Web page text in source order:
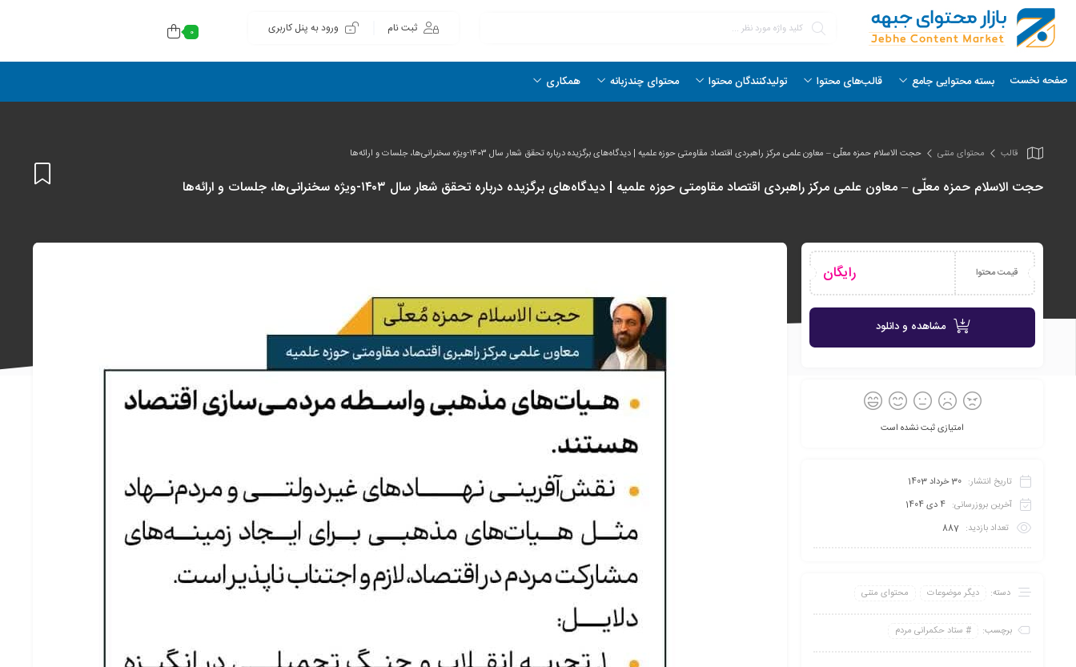
ثبت نام ورود به پنل کاربری 0
صفحه نخست بسته محتوایی جامع قالب‌های محتوا تولیدکنندگان محتوا محتوای چندزبانه همکاری
قالب محتوای متنی حجت الاسلام حمزه معلّی – معاون علمی مرکز راهبردی اقتصاد مقاومتی حوزه علمیه | دیدگاه‌های برگزیده درباره تحقق شعار سال ۱۴۰۳-ویژه سخنرانی‌ها، جلسات و ارائه‌ها
حجت الاسلام حمزه معلّی – معاون علمی مرکز راهبردی اقتصاد مقاومتی حوزه علمیه | دیدگاه‌های برگزیده درباره تحقق شعار سال ۱۴۰۳-ویژه سخنرانی‌ها، جلسات و ارائه‌ها
قیمت محتوا رایگان
مشاهده و دانلود
امتیازی ثبت نشده است
تاریخ انتشار: 30 خرداد 1403
آخرین بروزرسانی: 4 دی 1404
تعداد بازدید: 887
دسته: دیگر موضوعات محتوای متنی
برچسب: ستاد حکمرانی مردم